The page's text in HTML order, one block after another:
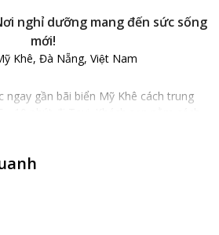
nghỉ dưỡng mang đến sức sống
mới!
Khê, Đà Nẵng, Việt Nam
ngay gần bãi biển Mỹ Khê cách trung
và Ga Đà Nẵng 5 km. Cách Phố cổ Hội
địa điểm nổi tiếng của Thành Phố